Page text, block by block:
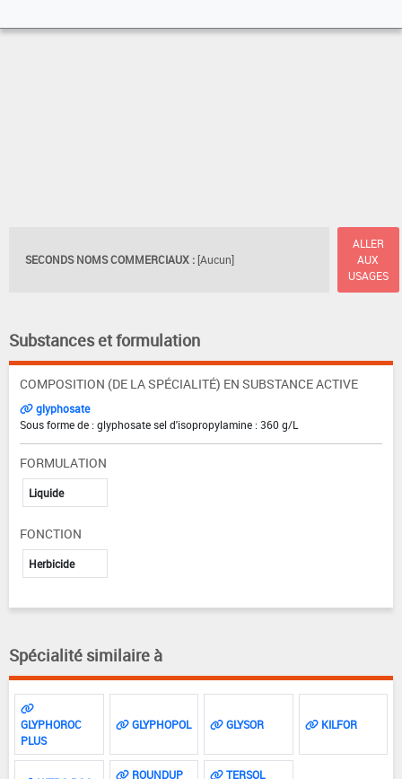
SECONDS NOMS COMMERCIAUX : [Aucun]
ALLER
AUX
USAGES
Substances et formulation
COMPOSITION (DE LA SPÉCIALITÉ) EN SUBSTANCE ACTIVE
glyphosate
Sous forme de : glyphosate sel d'isopropylamine : 360 g/L
FORMULATION
Liquide
FONCTION
Herbicide
Spécialité similaire à
GLYPHOROC
PLUS
GLYPHOPOL GLYSOR KILFOR
ROUNDUP
TERSOL